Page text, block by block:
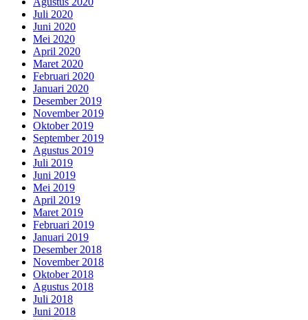
Juli 2020
Juni 2020
Mei 2020
April 2020
Maret 2020
Februari 2020
Januari 2020
Desember 2019
November 2019
Oktober 2019
September 2019
Agustus 2019
Juli 2019
Juni 2019
Mei 2019
April 2019
Maret 2019
Februari 2019
Januari 2019
Desember 2018
November 2018
Oktober 2018
Agustus 2018
Juli 2018
Juni 2018